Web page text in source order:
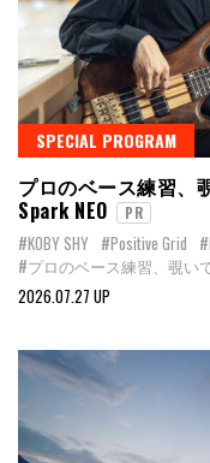
SPECIAL PROGRAM
プロのベース練習、
Spark NEO
PR
#KOBY SHY #Positive Grid
#プロのベース練習、覗いて
2026.07.27 UP